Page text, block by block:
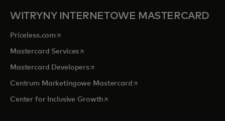
WITRYNY INTERNETOWE MASTERCARD
Priceless.com opens in a new tab
Mastercard Servicesopens in a new tab
Mastercard Developersopens in a new tab
Centrum Marketingowe Mastercardopens in a new tab
Center for Inclusive Growthopens in a new tab